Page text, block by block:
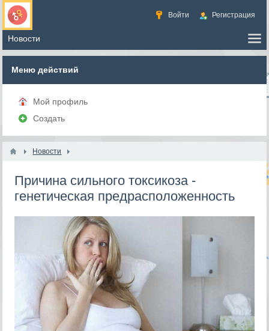
Войти Регистрация
Меню действий
Мой профиль
Создать
Новости
Причина сильного токсикоза -
генетическая предрасположенность